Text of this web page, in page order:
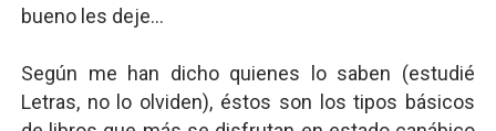
bueno les deje...
Según me han dicho quienes lo saben (estudié
Letras, no lo olviden), éstos son los tipos básicos